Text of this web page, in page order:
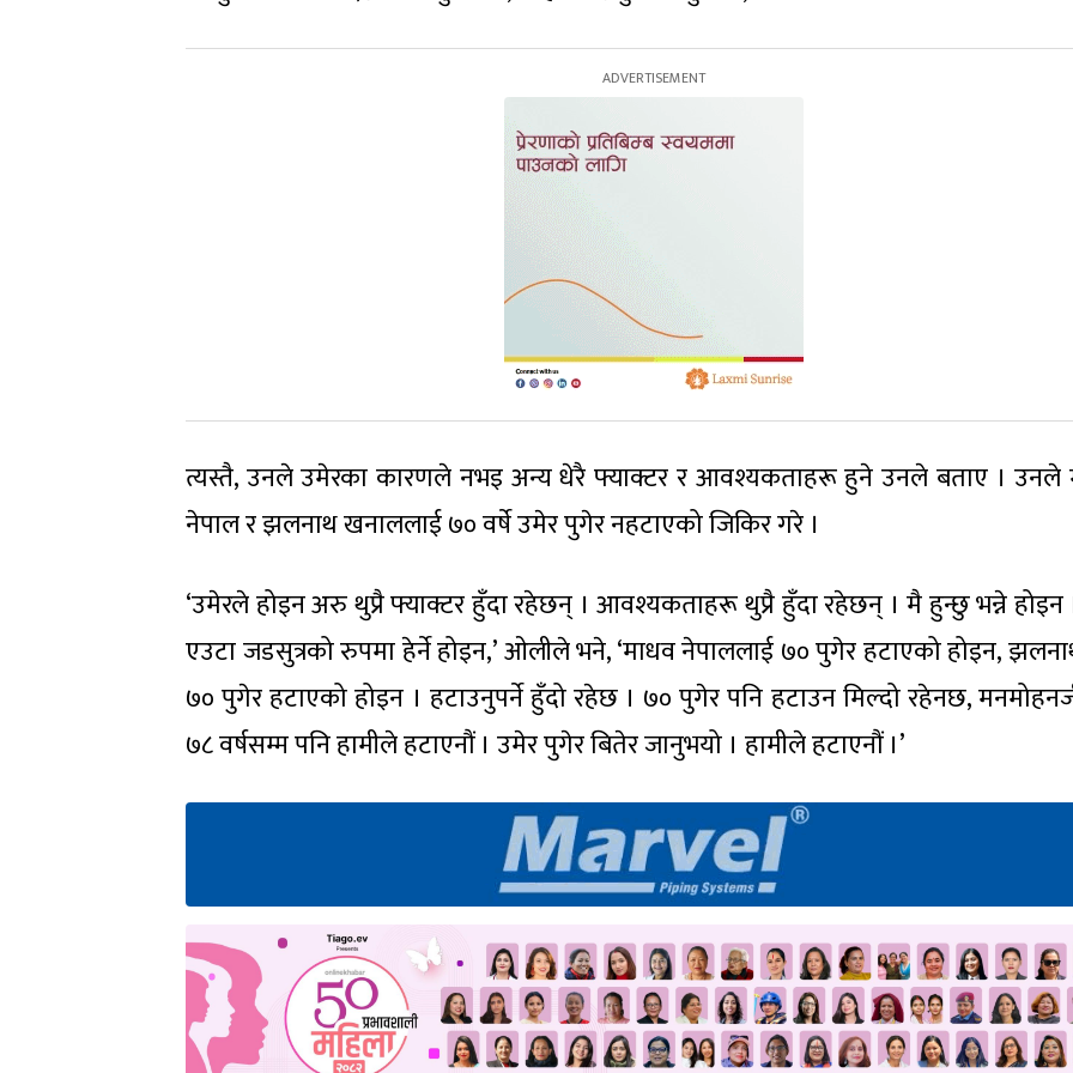
त्यस्तै, उनले उमेरका कारणले नभइ अन्य धेरै फ्याक्टर र आवश्यकताहरू हुने उनले बताए । उनले
नेपाल र झलनाथ खनाललाई ७० वर्षे उमेर पुगेर नहटाएको जिकिर गरे ।
‘उमेरले होइन अरु थुप्रै फ्याक्टर हुँदा रहेछन् । आवश्यकताहरू थुप्रै हुँदा रहेछन् । मै हुन्छु भन्ने
एउटा जडसुत्रको रुपमा हेर्ने होइन,’ ओलीले भने, ‘माधव नेपाललाई ७० पुगेर हटाएको होइन,
७० पुगेर हटाएको होइन । हटाउनुपर्ने हुँदो रहेछ । ७० पुगेर पनि हटाउन मिल्दो रहेनछ,
७८ वर्षसम्म पनि हामीले हटाएनौं । उमेर पुगेर बितेर जानुभयो । हामीले हटाएनौं ।’